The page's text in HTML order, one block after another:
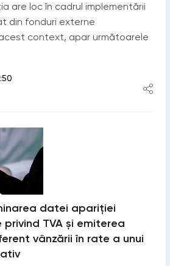
are loc în cadrul implementării
din fonduri externe
context, apar următoarele
datei apariției
TVA și emiterea
vânzării în rate a unui